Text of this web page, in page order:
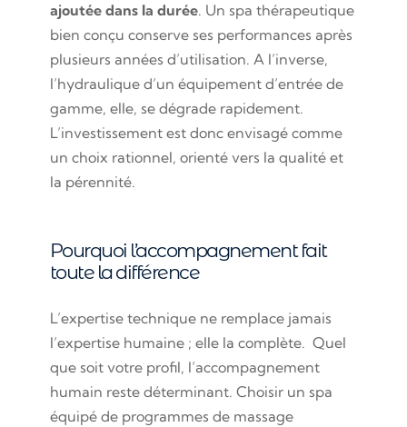
ajoutée dans la durée. Un spa thérapeutique
bien conçu conserve ses performances après
plusieurs années d’utilisation. A l’inverse,
l’hydraulique d’un équipement d’entrée de
gamme, elle, se dégrade rapidement.
L’investissement est donc envisagé comme
un choix rationnel, orienté vers la qualité et
la pérennité.
Pourquoi l’accompagnement fait
toute la différence
L’expertise technique ne remplace jamais
l’expertise humaine ; elle la complète. Quel
que soit votre profil, l’accompagnement
humain reste déterminant. Choisir un spa
équipé de programmes de massage